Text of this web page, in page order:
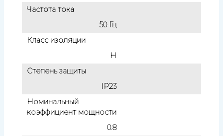
Частота тока
50 Гц
Класс изоляции
H
Степень защиты
IP23
Номинальный
коэффициент мощности
0.8